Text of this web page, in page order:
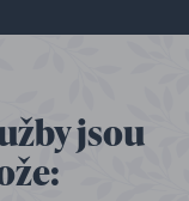
jsou